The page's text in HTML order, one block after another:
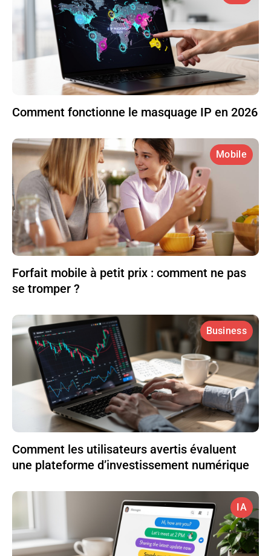
Comment fonctionne le masquage IP en 2026
Mobile
Forfait mobile à petit prix : comment ne pas
se tromper ?
Business
Comment les utilisateurs avertis évaluent
une plateforme d’investissement numérique
IA